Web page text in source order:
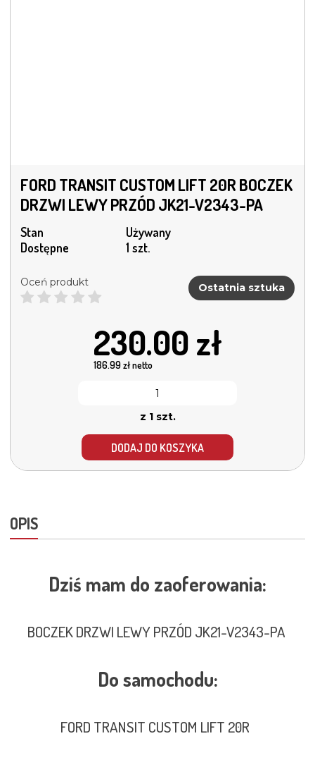
FORD TRANSIT CUSTOM LIFT 20R BOCZEK
DRZWI LEWY PRZÓD JK21-V2343-PA
Stan
Używany
Dostępne
1 szt.
Oceń produkt Ostatnia sztuka
230.00 zł
186.99zł netto
z 1 szt.
DODAJ DO KOSZYKA
OPIS
Dziś mam do zaoferowania:
BOCZEK DRZWI LEWY PRZÓD JK21-V2343-PA
Do samochodu:
FORD TRANSIT CUSTOM LIFT 20R